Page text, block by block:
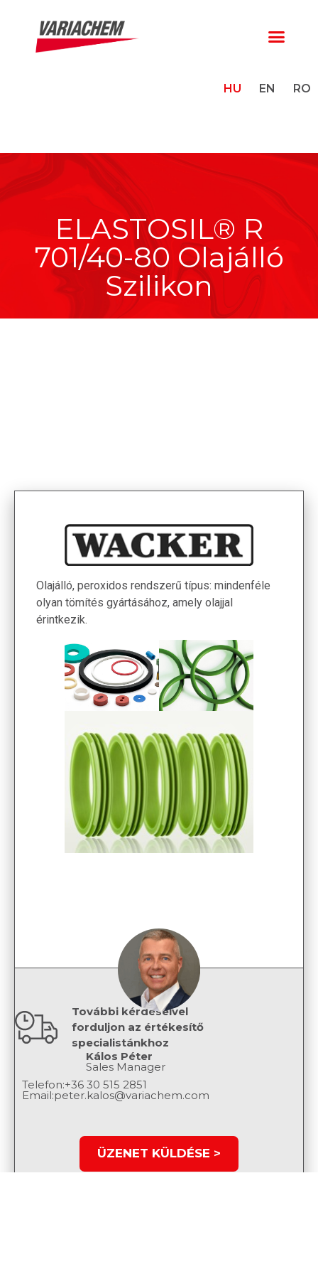
HU EN RO
ELASTOSIL® R
701/40-80 Olajálló
Szilikon
Olajálló, peroxidos rendszerű típus: mindenféle
olyan tömítés gyártásához, amely olajjal
érintkezik.
További kérdéseivel
forduljon az értékesítő
specialistánkhoz
Kálos Péter
Sales Manager
Telefon:+36 30 515 2851
Email:peter.kalos@variachem.com
ÜZENET KÜLDÉSE >